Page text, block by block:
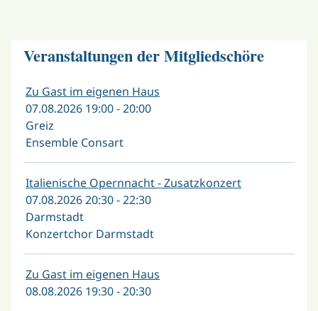
Veranstaltungen der Mitgliedschöre
Zu Gast im eigenen Haus
07.08.2026 19:00 - 20:00
Greiz
Ensemble Consart
Italienische Opernnacht - Zusatzkonzert
07.08.2026 20:30 - 22:30
Darmstadt
Konzertchor Darmstadt
Zu Gast im eigenen Haus
08.08.2026 19:30 - 20:30